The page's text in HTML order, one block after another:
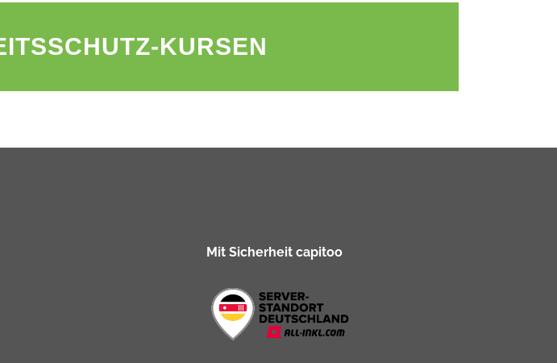
KURSEN
Mit Sicherheit capitoo